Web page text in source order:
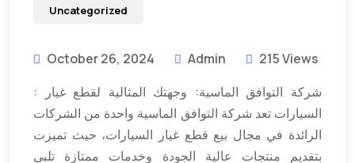
Uncategorized
October 26, 2024 Admin
215 Views
: شركة التوافق الماسية: وجهتك المثالية لقطع غيار
السيارات تعد شركة التوافق الماسية واحدة من الشركات
الرائدة في مجال بيع قطع غيار السيارات، حيث تميزت
بتقديم منتجات عالية الجودة وخدمات ممتازة تلبي